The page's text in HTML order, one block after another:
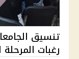
رغبات